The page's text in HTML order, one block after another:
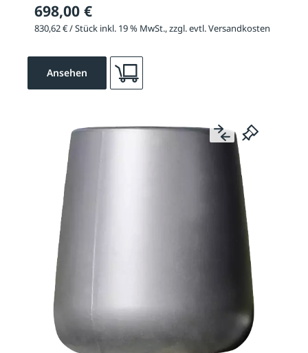
698,00 €
830,62 € / Stück inkl. 19 % MwSt., zzgl. evtl. Versandkosten
Ansehen